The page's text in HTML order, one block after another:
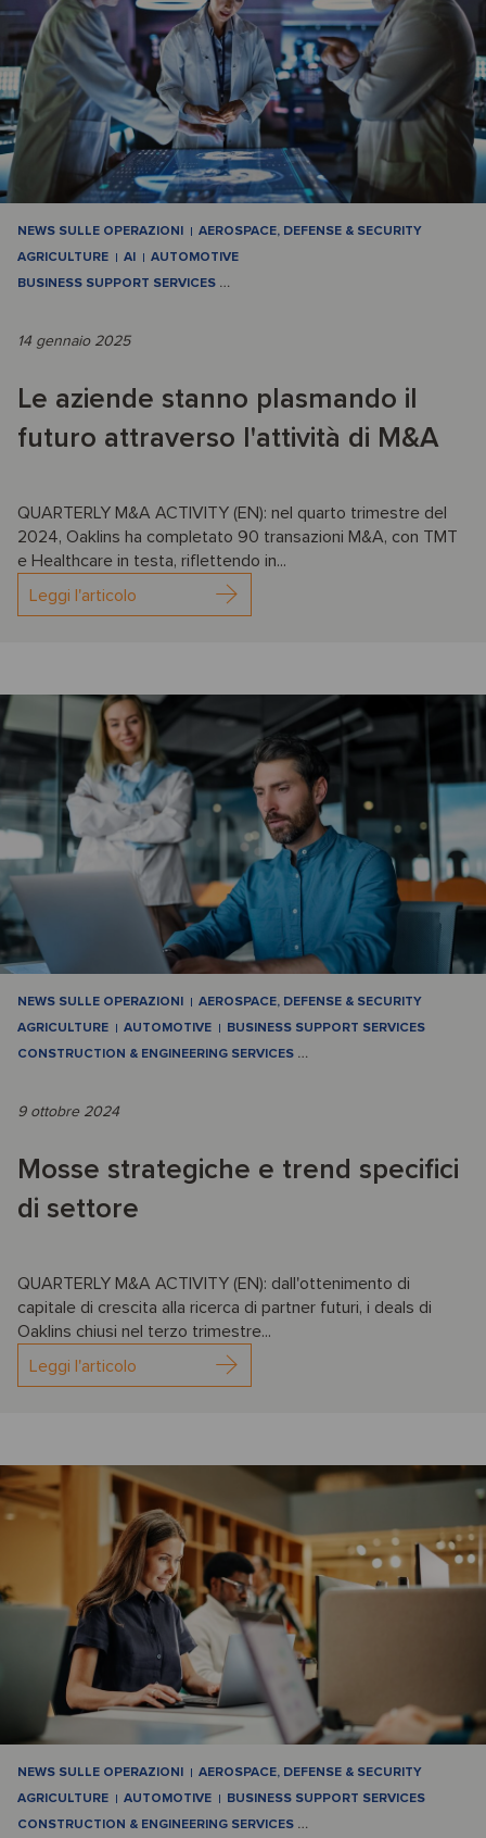
NEWS SULLE OPERAZIONI
AEROSPACE, DEFENSE & SECURITY
AGRICULTURE
AI
AUTOMOTIVE
BUSINESS SUPPORT SERVICES …
14 gennaio 2025
Le aziende stanno plasmando il
futuro attraverso l'attività di M&A
QUARTERLY M&A ACTIVITY (EN): nel quarto trimestre del
2024, Oaklins ha completato 90 transazioni M&A, con TMT
e Healthcare in testa, riflettendo in...
Leggi l'articolo
NEWS SULLE OPERAZIONI
AEROSPACE, DEFENSE & SECURITY
AGRICULTURE
AUTOMOTIVE
BUSINESS SUPPORT SERVICES
CONSTRUCTION & ENGINEERING SERVICES …
9 ottobre 2024
Mosse strategiche e trend specifici
di settore
QUARTERLY M&A ACTIVITY (EN): dall'ottenimento di
capitale di crescita alla ricerca di partner futuri, i deals di
Oaklins chiusi nel terzo trimestre...
Leggi l'articolo
NEWS SULLE OPERAZIONI
AEROSPACE, DEFENSE & SECURITY
AGRICULTURE
AUTOMOTIVE
BUSINESS SUPPORT SERVICES
CONSTRUCTION & ENGINEERING SERVICES …